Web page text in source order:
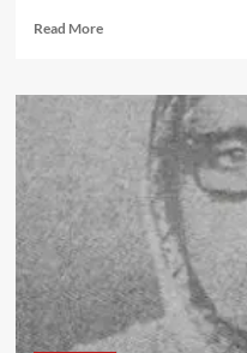
Read MoreRead
भरतनाट्यम
पुनरुत्थान
योद्धा:
रुक्मिणी
देवी
अरुंडेल
की
प्रेरक
गाथा